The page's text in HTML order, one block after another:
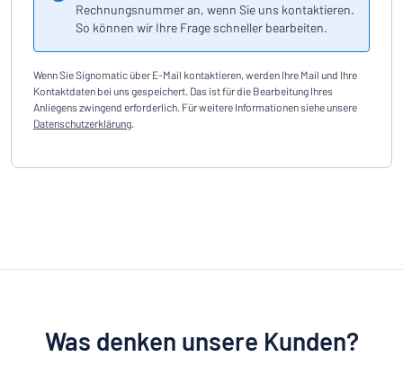
Rechnungsnummer an, wenn Sie uns kontaktieren.
So können wir Ihre Frage schneller bearbeiten.
Wenn Sie Signomatic über E-Mail kontaktieren, werden Ihre Mail und Ihre
Kontaktdaten bei uns gespeichert. Das ist für die Bearbeitung Ihres
Anliegens zwingend erforderlich. Für weitere Informationen siehe unsere
Datenschutzerklärung.
Was denken unsere Kunden?